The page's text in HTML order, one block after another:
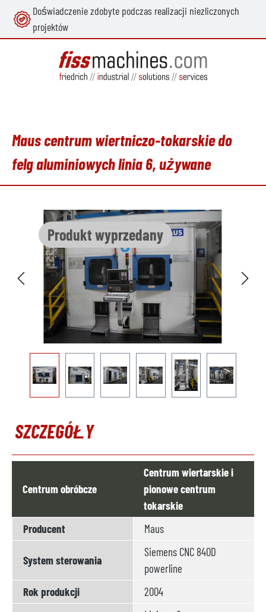
zawartości
Doświadczenie zdobyte podczas realizacji niezliczonych
projektów
Maus centrum wiertniczo-tokarskie do
felg aluminiowych linia 6, używane
Produkt wyprzedany
Pomiń galerię zdjęć
SZCZEGÓŁY
Centrum obróbcze
Centrum wiertarskie i
pionowe centrum
tokarskie
Producent
Maus
System sterowania
Siemens CNC 840D
powerline
Rok produkcji
2004